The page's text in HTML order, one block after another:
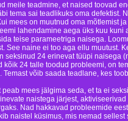
meile teadmine, et naised toovad
tema sai teadlikuks oma defektist.
mees on muutnud oma mõtlemist
lahendamine aega üks kuu
teise parameetriga naisega.
See naine ei too aga ellu muutust.
seksinud 24 erinevat tüüpi naisega
kõik 24 talle toodud probleemi, on
Temast võib saada teadlane, kes
peab mees jälgima seda, et ta ei
naistega järjest,
Nad hakkavad probleemide
naistel küsimus, mis nemad